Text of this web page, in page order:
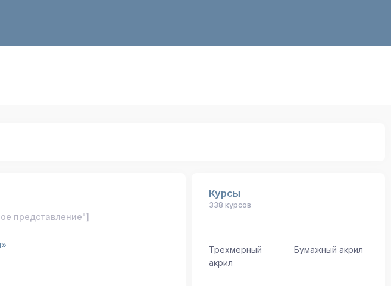
представление"]
Курсы
338 курсов
Трехмерный
акрил
Бумажный акрил